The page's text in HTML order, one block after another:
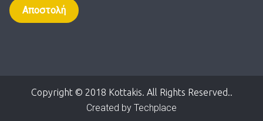
Copyright © 2018 Kottakis. All Rights Reserved..
Created by Techplace